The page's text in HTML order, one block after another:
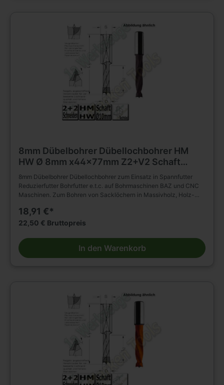
8mm Dübelbohrer Dübellochbohrer HM
HW Ø 8mm x44x77mm Z2+V2 Schaft
10mm
8mm Dübelbohrer Dübellochbohrer zum Einsatz in Spannfutter
Reduzierfutter Bohrfutter e.t.c. auf Bohrmaschinen BAZ und CNC
Maschinen. Zum Bohren von Sacklöchern in Massivholz, Holz-
HM Bohrer ) D=8mm L2=44mm L1=77mm Rechtslauf Schaft
10x30mm ohne Rückenführung. Massiver Hartmetall Schneidkopf
Vorschneidern. Vergrößerter Rückenfreischliff. Spiralteil
kunststoffbeschichtet. Zylinderschaft mit Spannfläche und
Tiefeneinstellschraube. Zum Einsatz im Spannfutter,
18,91 €*
22,50 € Bruttopreis
In den Warenkorb